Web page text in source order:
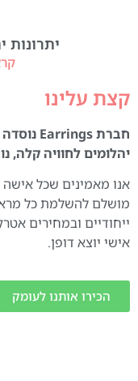
יתרונות
קצת עלינו
יהלומים לחוויה קלה,
אנו מאמינים שכל אישה
מושלם להשלמת כל
ייחודיים ובמחירים
אישי יוצא דופן.
הכירו אותנו לעומק